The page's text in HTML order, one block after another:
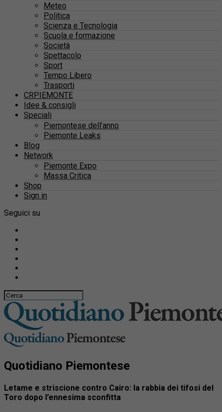
Meteo
Politica
Scienza e Tecnologia
Scuola e formazione
Società
Spettacolo
Sport
Tempo Libero
Trasporti
CRPIEMONTE
Idee & consigli
Speciali
Piemontese dell’anno
Piemonte Leaks
Blog
Network
Piemonte Expo
Massa Critica
Shop
Sign in
Seguici su
Quotidiano Piemontese
Letame e striscione contro Cairo: la rabbia dei tifosi del
Toro dopo l’ennesima sconfitta